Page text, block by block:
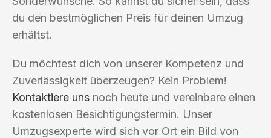
du den bestmöglichen Preis für deinen Umzug
erhältst.
Du möchtest dich von unserer Kompetenz und
Zuverlässigkeit überzeugen? Kein Problem!
Kontaktiere uns noch heute und vereinbare einen
kostenlosen Besichtigungstermin. Unser
Umzugsexperte wird sich vor Ort ein Bild von